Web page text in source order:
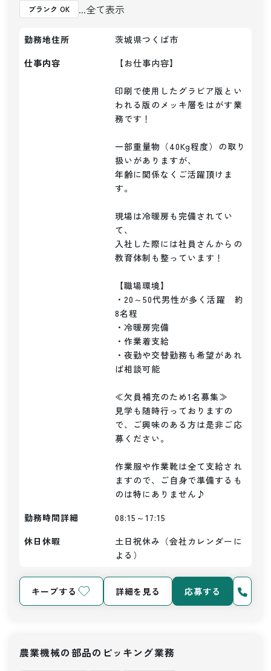
ブランク OK ...全て表示
勤務地住所
茨城県つくば市
仕事内容
【お仕事内容】
印刷で使用したグラビア版とい
われる版のメッキ層をはがす業
務です！
一部重量物（40Kg程度）の取り
扱いがありますが、
年齢に関係なくご活躍頂けま
す。
現場は冷暖房も完備されてい
て、
入社した際には社員さんからの
教育体制も整っています！
【職場環境】
・20～50代男性が多く活躍　約
8名程
・冷暖房完備
・作業着支給
・夜勤や交替勤務も希望があれ
ば相談可能
≪欠員補充のため1名募集≫
見学も随時行っておりますの
で、ご興味のある方は是非ご応
募ください。
作業服や作業靴は全て支給され
ますので、ご自身で準備するも
のは特にありません♪
勤務時間詳細
08:15～17:15
休日休暇
土日祝休み（会社カレンダーに
よる）
キープする 詳細を見る 応募する
農業機械の部品のピッキング業務